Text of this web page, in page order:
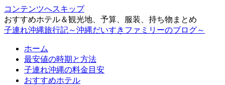
コンテンツへスキップ
おすすめホテル＆観光地、予算、服装、持ち物まとめ
子連れ沖縄旅行記～沖縄だいすきファミリーのブログ～
ホーム
最安値の時期と方法
子連れ沖縄の料金目安
おすすめホテル